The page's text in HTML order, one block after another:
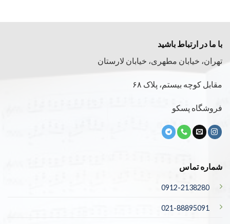
با ما در ارتباط باشید
تهران، خیابان مطهری، خیابان لارستان
مقابل کوچه بیستم، پلاک ۶۸
فروشگاه پسکو
شماره تماس
0912-2138280
021-88895091